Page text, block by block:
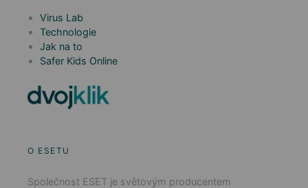
Virus Lab
Technologie
Jak na to
Safer Kids Online
O ESETU
Společnost ESET je světovým producentem